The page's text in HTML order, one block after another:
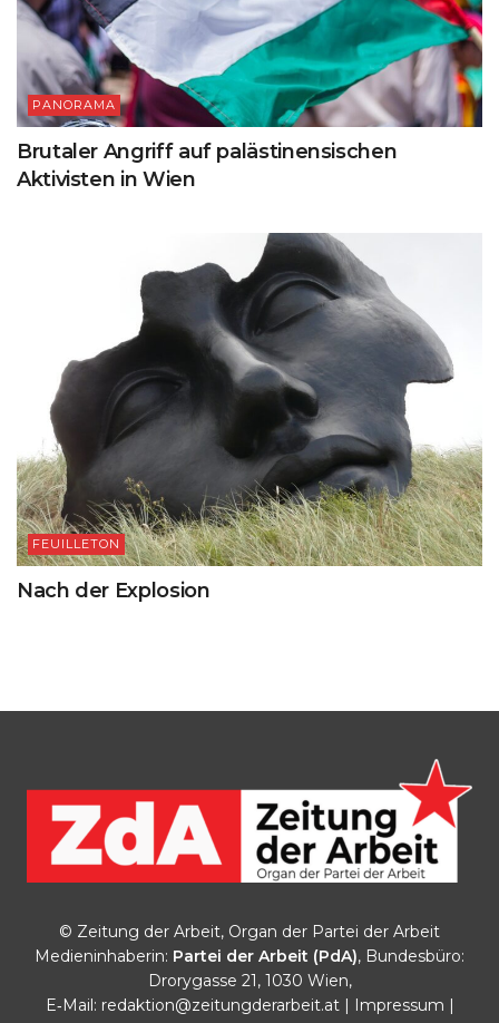
PANORAMA
Brutaler Angriff auf palästinensischen
Aktivisten in Wien
FEUILLETON
Nach der Explosion
© Zeitung der Arbeit, Organ der Partei der Arbeit
Medieninhaberin: Partei der Arbeit (PdA), Bundesbüro:
Drorygasse 21, 1030 Wien,
E‑Mail: redaktion@zeitungderarbeit.at| Impressum |